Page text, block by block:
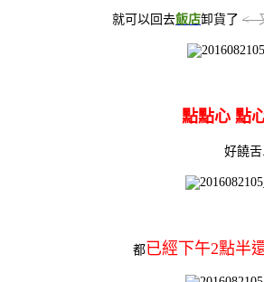
就可以回去飯店卸貨了 <--
點點心 點
好饒舌
都已經下午2點半